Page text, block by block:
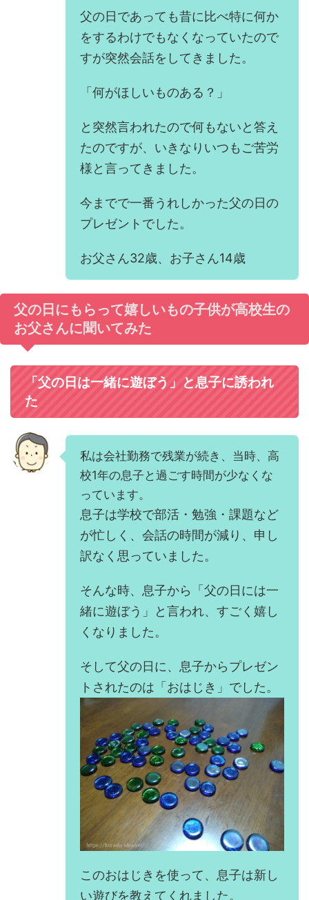
父の日であっても昔に比べ特に何か
をするわけでもなくなっていたので
すが突然会話をしてきました。
「何がほしいものある？」
と突然言われたので何もないと答え
たのですが、いきなりいつもご苦労
様と言ってきました。
今までで一番うれしかった父の日の
プレゼントでした。
お父さん32歳、お子さん14歳
父の日にもらって嬉しいもの子供が高校生の
お父さんに聞いてみた
「父の日は一緒に遊ぼう」と息子に誘われ
た
私は会社勤務で残業が続き、当時、高
校1年の息子と過ごす時間が少なくな
っています。
息子は学校で部活・勉強・課題など
が忙しく、会話の時間が減り、申し
訳なく思っていました。
そんな時、息子から「父の日には一
緒に遊ぼう」と言われ、すごく嬉し
くなりました。
そして父の日に、息子からプレゼン
トされたのは「おはじき」でした。
このおはじきを使って、息子は新し
い遊びを教えてくれました。